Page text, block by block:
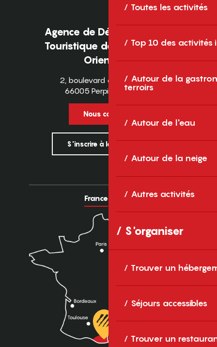
Toutes les activités
Top 10 des activités
Autour de la
terroirs
Autour de l'eau
Autour de la neige
Autres activités
S'organiser
Trouver un
Séjours accessibles
Trouver un
Agence de Développement
Touristique des Pyrénées-
Orientales
2, boulevard des Pyrénées
66005 Perpignan Cedex
Nous contacter
S'inscrire à la newsletter
France Europe